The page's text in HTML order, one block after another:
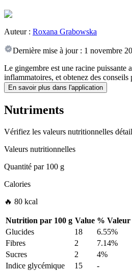
Auteur : Roxana Grabowska
Dernière mise à jour : 1 novembre
Le gingembre est une racine puissante
inflammatoires, et obtenez des
En savoir plus dans l'application
Nutriments
Vérifiez les valeurs nutritionnelles
Valeurs nutritionnelles
Quantité par100 g
Calories
🔥 80 kcal
Nutrition par 100 g Value % Valeur
Glucides
18
6.55%
Fibres
2
7.14%
Sucres
2
4%
Indice glycémique
15
-